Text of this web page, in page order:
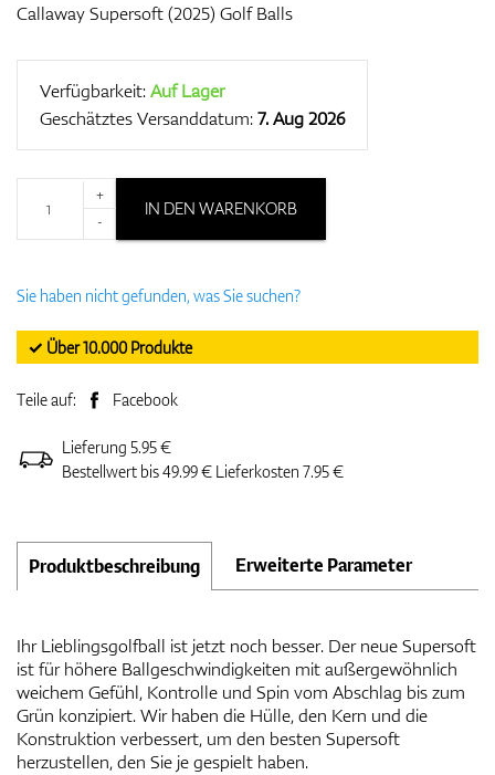
Callaway Supersoft (2025) Golf Balls
Verfügbarkeit:Auf Lager
Geschätztes Versanddatum:7. Aug 2026
+
-
IN DEN WARENKORB
Sie haben nicht gefunden, was Sie suchen?
✓ Über 10.000 Produkte
Teile auf: Facebook
Lieferung 5.95 €
Bestellwert bis 49.99 € Lieferkosten 7.95 €
Produktbeschreibung Erweiterte Parameter
Ihr Lieblingsgolfball ist jetzt noch besser. Der neue Supersoft
ist für höhere Ballgeschwindigkeiten mit außergewöhnlich
weichem Gefühl, Kontrolle und Spin vom Abschlag bis zum
Grün konzipiert. Wir haben die Hülle, den Kern und die
Konstruktion verbessert, um den besten Supersoft
herzustellen, den Sie je gespielt haben.